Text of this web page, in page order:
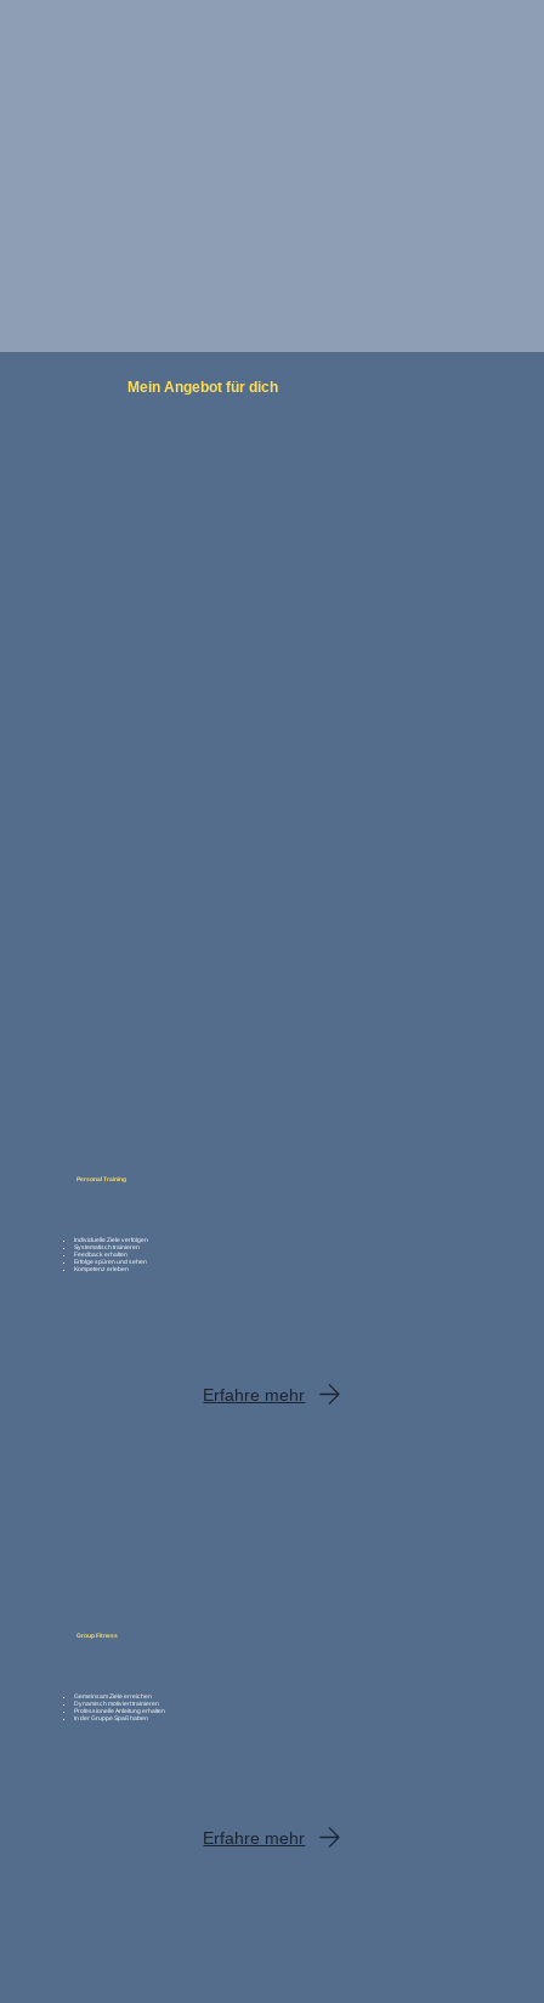
Personal Training
Individuelle Ziele verfolgen
Systematisch trainieren
Feedback erhalten
Erfolge spüren und sehen
Kompetenz erleben
Erfahre mehr
Group Fitness
Gemeinsam Ziele erreichen
Dynamisch motiviert trainieren
Professionelle Anleitung erhalten
In der Gruppe Spaß haben
Erfahre mehr
Mein Angebot für dich